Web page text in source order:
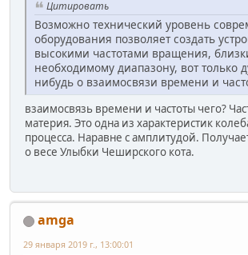
Цитировать
Возможно технический уровень
оборудования позволяет создать
высокими частотами вращения,
необходимому диапазону, вот только
нибудь о взаимосвязи времени и
взаимосвязь времени и частоты чего?
материя. Это одна из характеристик
процесса. Наравне с амплитудой.
о весе Улыбки Чеширского кота.
amga
29 января 2019 г., 13:00:01